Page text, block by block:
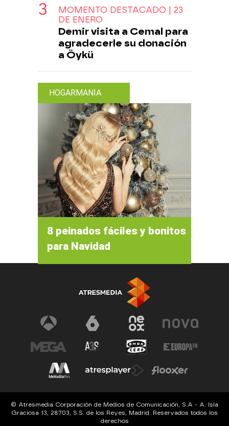
MOMENTO DESTACADO | 23
DE ENERO
Demir visita a Cemal para
agradecerle su donación
a Öykü
HOGARMANIA
8 peinados fáciles y bonitos
para Navidad
© Atresmedia Corporación de Medios de Comunicación, S.A - A. Isla
Graciosa 13, 28703, S.S. de los Reyes, Madrid. Reservados todos los
derechos